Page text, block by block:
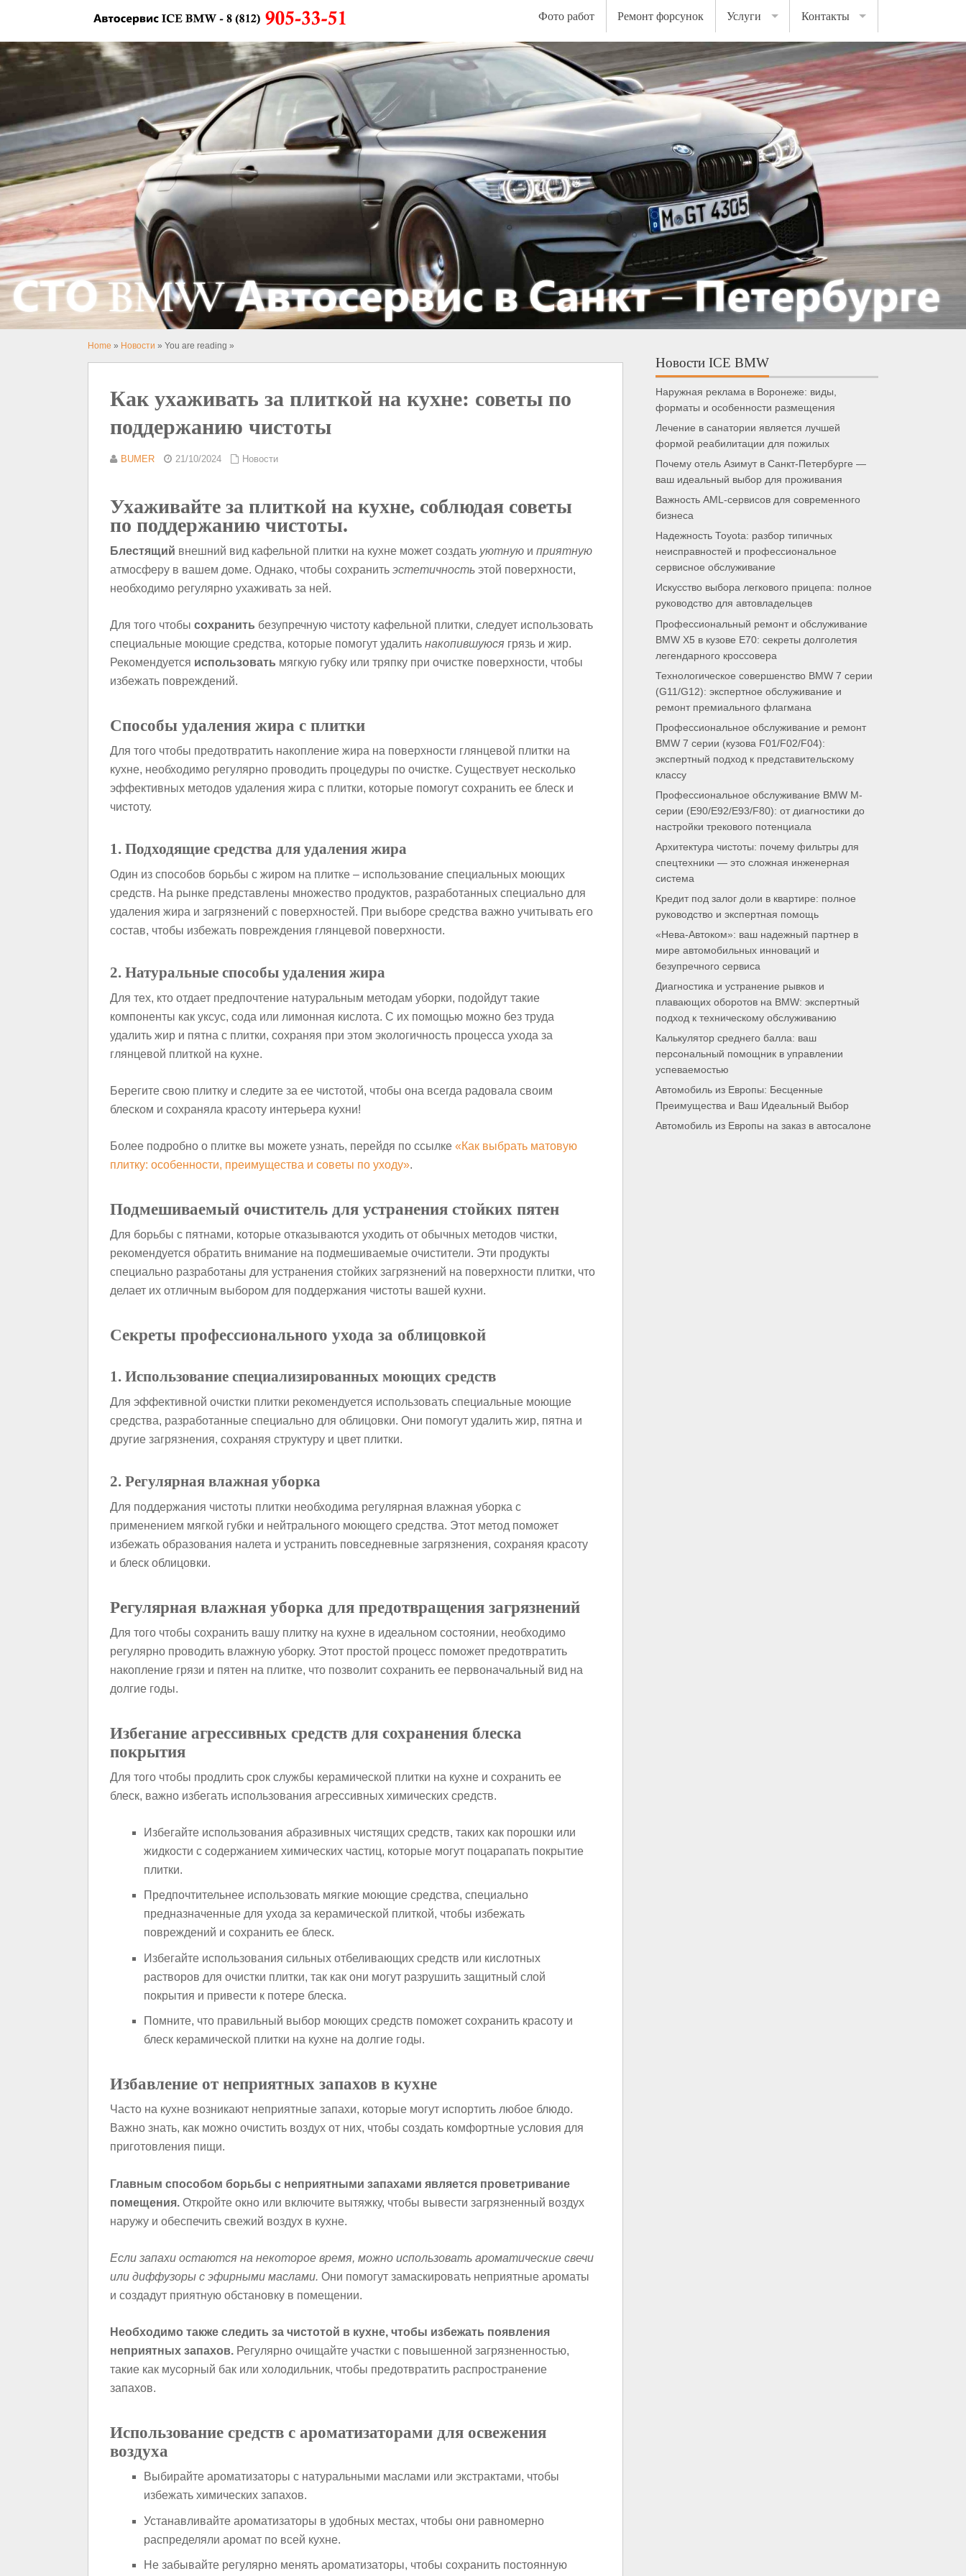
Фото работ Ремонт форсунок Услуги Контакты
Home » Новости » You are reading »
Как ухаживать за плиткой на кухне: советы по
поддержанию чистоты
BUMER 21/10/2024 Новости
Ухаживайте за плиткой на кухне, соблюдая советы
по поддержанию чистоты.
Блестящий внешний вид кафельной плитки на кухне может создать уютную и приятную
атмосферу в вашем доме. Однако, чтобы сохранить эстетичность этой поверхности,
необходимо регулярно ухаживать за ней.
Для того чтобы сохранить безупречную чистоту кафельной плитки, следует использовать
специальные моющие средства, которые помогут удалить накопившуюся грязь и жир.
Рекомендуется использовать мягкую губку или тряпку при очистке поверхности, чтобы
избежать повреждений.
Способы удаления жира с плитки
Для того чтобы предотвратить накопление жира на поверхности глянцевой плитки на
кухне, необходимо регулярно проводить процедуры по очистке. Существует несколько
эффективных методов удаления жира с плитки, которые помогут сохранить ее блеск и
чистоту.
1. Подходящие средства для удаления жира
Один из способов борьбы с жиром на плитке – использование специальных моющих
средств. На рынке представлены множество продуктов, разработанных специально для
удаления жира и загрязнений с поверхностей. При выборе средства важно учитывать его
состав, чтобы избежать повреждения глянцевой поверхности.
2. Натуральные способы удаления жира
Для тех, кто отдает предпочтение натуральным методам уборки, подойдут такие
компоненты как уксус, сода или лимонная кислота. С их помощью можно без труда
удалить жир и пятна с плитки, сохраняя при этом экологичность процесса ухода за
глянцевой плиткой на кухне.
Берегите свою плитку и следите за ее чистотой, чтобы она всегда радовала своим
блеском и сохраняла красоту интерьера кухни!
Более подробно о плитке вы можете узнать, перейдя по ссылке «Как выбрать матовую
плитку: особенности, преимущества и советы по уходу».
Подмешиваемый очиститель для устранения стойких пятен
Для борьбы с пятнами, которые отказываются уходить от обычных методов чистки,
рекомендуется обратить внимание на подмешиваемые очистители. Эти продукты
специально разработаны для устранения стойких загрязнений на поверхности плитки, что
делает их отличным выбором для поддержания чистоты вашей кухни.
Секреты профессионального ухода за облицовкой
1. Использование специализированных моющих средств
Для эффективной очистки плитки рекомендуется использовать специальные моющие
средства, разработанные специально для облицовки. Они помогут удалить жир, пятна и
другие загрязнения, сохраняя структуру и цвет плитки.
2. Регулярная влажная уборка
Для поддержания чистоты плитки необходима регулярная влажная уборка с
применением мягкой губки и нейтрального моющего средства. Этот метод поможет
избежать образования налета и устранить повседневные загрязнения, сохраняя красоту
и блеск облицовки.
Регулярная влажная уборка для предотвращения загрязнений
Для того чтобы сохранить вашу плитку на кухне в идеальном состоянии, необходимо
регулярно проводить влажную уборку. Этот простой процесс поможет предотвратить
накопление грязи и пятен на плитке, что позволит сохранить ее первоначальный вид на
долгие годы.
Избегание агрессивных средств для сохранения блеска
покрытия
Для того чтобы продлить срок службы керамической плитки на кухне и сохранить ее
блеск, важно избегать использования агрессивных химических средств.
Избегайте использования абразивных чистящих средств, таких как порошки или
жидкости с содержанием химических частиц, которые могут поцарапать покрытие
плитки.
Предпочтительнее использовать мягкие моющие средства, специально
предназначенные для ухода за керамической плиткой, чтобы избежать
повреждений и сохранить ее блеск.
Избегайте использования сильных отбеливающих средств или кислотных
растворов для очистки плитки, так как они могут разрушить защитный слой
покрытия и привести к потере блеска.
Помните, что правильный выбор моющих средств поможет сохранить красоту и
блеск керамической плитки на кухне на долгие годы.
Избавление от неприятных запахов в кухне
Часто на кухне возникают неприятные запахи, которые могут испортить любое блюдо.
Важно знать, как можно очистить воздух от них, чтобы создать комфортные условия для
приготовления пищи.
Главным способом борьбы с неприятными запахами является проветривание
помещения. Откройте окно или включите вытяжку, чтобы вывести загрязненный воздух
наружу и обеспечить свежий воздух в кухне.
Если запахи остаются на некоторое время, можно использовать ароматические свечи
или диффузоры с эфирными маслами. Они помогут замаскировать неприятные ароматы
и создадут приятную обстановку в помещении.
Необходимо также следить за чистотой в кухне, чтобы избежать появления
неприятных запахов. Регулярно очищайте участки с повышенной загрязненностью,
такие как мусорный бак или холодильник, чтобы предотвратить распространение
запахов.
Использование средств с ароматизаторами для освежения
воздуха
Выбирайте ароматизаторы с натуральными маслами или экстрактами, чтобы
избежать химических запахов.
Устанавливайте ароматизаторы в удобных местах, чтобы они равномерно
распределяли аромат по всей кухне.
Не забывайте регулярно менять ароматизаторы, чтобы сохранить постоянную
Новости ICE BMW
Наружная реклама в Воронеже: виды,
форматы и особенности размещения
Лечение в санатории является лучшей
формой реабилитации для пожилых
Почему отель Азимут в Санкт-Петербурге —
ваш идеальный выбор для проживания
Важность AML-сервисов для современного
бизнеса
Надежность Toyota: разбор типичных
неисправностей и профессиональное
сервисное обслуживание
Искусство выбора легкового прицепа: полное
руководство для автовладельцев
Профессиональный ремонт и обслуживание
BMW X5 в кузове E70: секреты долголетия
легендарного кроссовера
Технологическое совершенство BMW 7 серии
(G11/G12): экспертное обслуживание и
ремонт премиального флагмана
Профессиональное обслуживание и ремонт
BMW 7 серии (кузова F01/F02/F04):
экспертный подход к представительскому
классу
Профессиональное обслуживание BMW M-
серии (E90/E92/E93/F80): от диагностики до
настройки трекового потенциала
Архитектура чистоты: почему фильтры для
спецтехники — это сложная инженерная
система
Кредит под залог доли в квартире: полное
руководство и экспертная помощь
«Нева-Автоком»: ваш надежный партнер в
мире автомобильных инноваций и
безупречного сервиса
Диагностика и устранение рывков и
плавающих оборотов на BMW: экспертный
подход к техническому обслуживанию
Калькулятор среднего балла: ваш
персональный помощник в управлении
успеваемостью
Автомобиль из Европы: Бесценные
Преимущества и Ваш Идеальный Выбор
Автомобиль из Европы на заказ в автосалоне